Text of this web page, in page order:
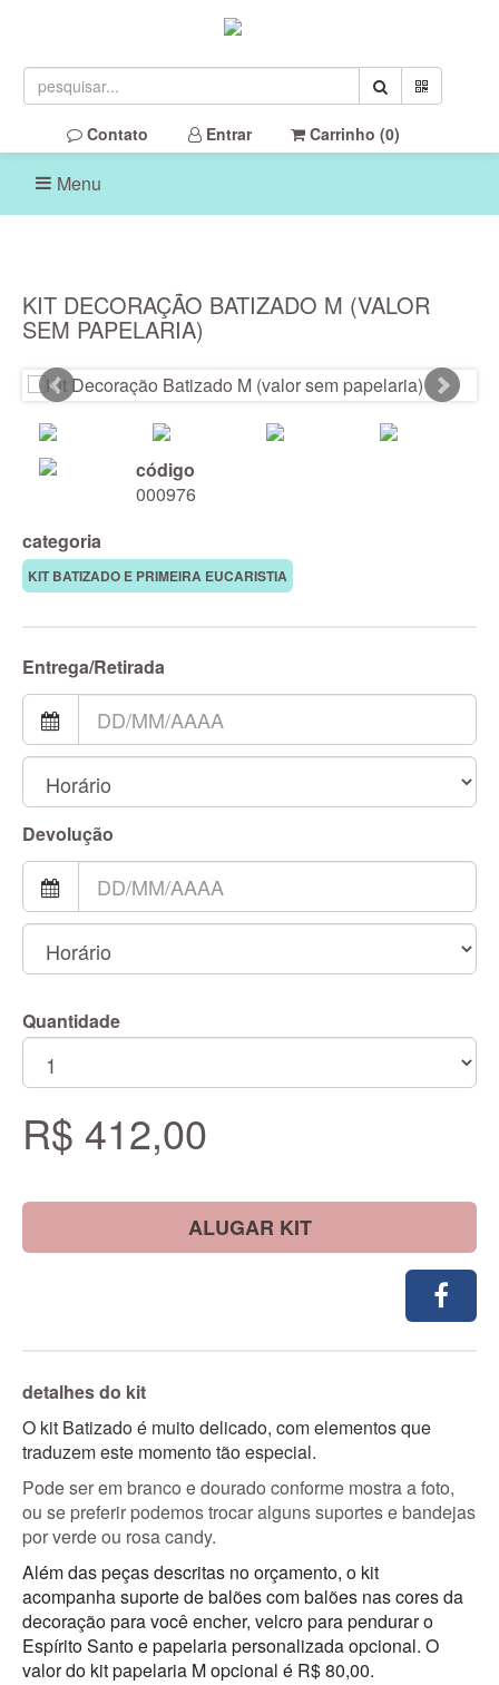
Contato Entrar Carrinho (0)
Menu
KIT DECORAÇÃO BATIZADO M (VALOR
SEM PAPELARIA)
código
000976
categoria
KIT BATIZADO E PRIMEIRA EUCARISTIA
Entrega/Retirada
Devolução
Quantidade
R$ 412,00
ALUGAR KIT
detalhes do kit
O kit Batizado é muito delicado, com elementos que
traduzem este momento tão especial.
Pode ser em branco e dourado conforme mostra a foto,
ou se preferir podemos trocar alguns suportes e bandejas
por verde ou rosa candy.
Além das peças descritas no orçamento, o kit
acompanha suporte de balões com balões nas cores da
decoração para você encher, velcro para pendurar o
Espírito Santo e papelaria personalizada opcional. O
valor do kit papelaria M opcional é R$ 80,00.